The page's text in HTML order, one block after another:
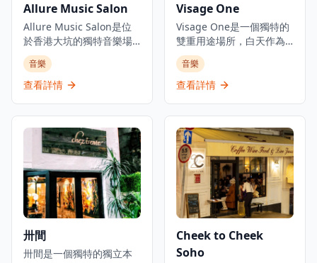
愛好者必訪景點的聲譽。
酒吧的裝潢充滿懷舊氣
息，牆上掛滿了音樂紀念
品和照片，見證了香港音
樂文化的發展歷程。每晚
都有專業的爵士樂和藍調
的氛圍輕鬆友好，無論是
音樂愛好者還是初次體驗
現場音樂的客人，都能在
這裡找到屬於自己的樂
趣。Ned Kelly's Last
Stand不僅是一個酒吧，更
是香港音樂文化的重要地
樂記憶。
浪漫夜晚的情侶，還是尋
找獨特音樂體驗的音樂愛
好者，都能在這裡找到屬
於自己的樂趣。酒吧環境
優雅舒適，適合約會、商
務聚會或慶祝特殊場合，
和美好時光。
Allure Music Salon
Allure Music Salon是位
於香港大坑的獨特音樂場
所，坐落在一座百年石屋
內，是體驗現場音樂和歷
史文化的理想去處。沙龍
民謠到爵士樂和探戈等各
種音樂類型，為客人帶來
多樣化的音樂體驗。這個
歷史悠久的場地為音樂愛
好者創造了迷人的氛圍，
提供定期活動和即場特別
優惠，無論是想要享受浪
尋找獨特音樂體驗的音樂
愛好者，都能在這裡找到
音樂
查看詳情
Visage One
Visage One是一個獨特的
雙重用途場所，白天作為
專業髮廊營運，每逢星期
六晚上則搖身一變成為親
密的爵士酒吧。店主兼現
11:30開放這個小型髮廊，
將其變成一個偽爵士酒
吧，提供現場表演。該場
所被形容為城中最獨家的
髮廊之一，只提供剪髮服
務，不提供電髮或染髮服
務。這個秘密音樂場所提
港最親密的環境中體驗現
場音樂。這個空間代表著
音樂
查看詳情
卅間
卅間是一個獨特的獨立本
Cheek to Cheek
Soho